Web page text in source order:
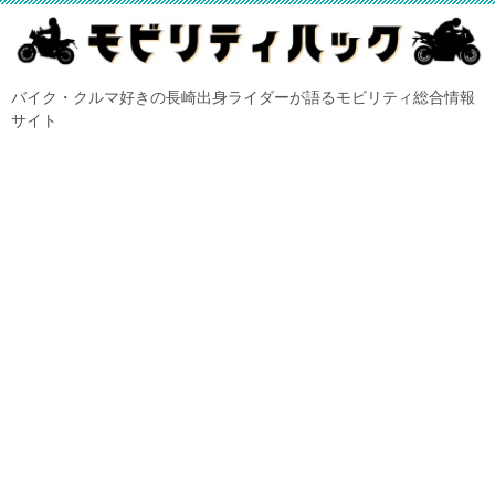
バイク・クルマ好きの長崎出身ライダーが語るモビリティ総合情報
サイト